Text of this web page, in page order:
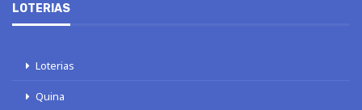
LOTERIAS
Loterias
Quina